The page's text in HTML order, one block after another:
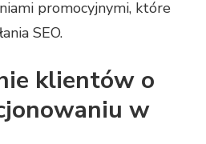
promocyjnymi, które
SEO.
klientów o
w